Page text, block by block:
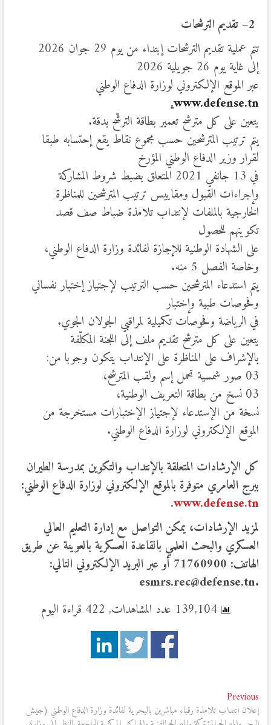
2– تقديم الترشحات
تتم عملية تقديم الترشحات إبتداء من يوم 29 جوان 2026
إلى غاية يوم 26 جويلية 2026
عبر الموقع الإلكتروني لوزارة الدفاع الوطني
www.defense.tn
.
يتعين على كل مترشح تعمير بطاقة الترشّح بدقة.
يتم ترتيب المترشحين حسب مجموع نقاط يقع إحتسابه طبقا
لقرار وزير الدفاع الوطني المؤرخ
في 13 جانفي 2021 المتعلق بضبط شروط المشاركة
وإجراءات القبول ومقاييس ترتيب المترشحين للمناظرة
الخارجية بالملفات لإنتداب تلامذة ضباط صف قصد
تكوينهم للحصول
على الشهادة الوطنية للإجازة لفائدة وزارة الدفاع الوطني،
وخاصة الفصل 5 منه.
يتم استدعاء المترشحين حسب الترتيب لإجتياز إختبار نفساني
وفحوصات طبية وإختبار
في الرياضة وفحوصات تكميلية لمراقبي الجولان الجوي.
يتعين على كل مترشح تقديم ملف إلى اللجنة المكلّفة
بالإشراف على المناظرة على الإنتداب يتكون وجوبا من:
03 صور شمسية تحمل إسم ولقب المترشح،
03 نسخ من بطاقة التعريف الوطنية،
نسخة من الإستدعاء لإجتياز الإختبارات مستخرجة من
الموقع الإلكتروني لوزارة الدفاع الوطني.
كل الإرشادات المتعلقة بالإنتداب والتكوين بمدرسة الطيران
ببرج العامري متوفرة بالموقع الإلكتروني لوزارة الدفاع الوطني:
www.defense.tn
.
لمزيد الإرشادات، يمكن التواصل مع إدارة التعليم العالي
العسكري والبحث العلمي بالقاعدة العسكرية بالعوينة عن طريق
الهاتف: 71760900 أو عبر البريد الإلكتروني التالي:
.esmrs.rec@defense.tn
تصفّح
المقالات
Previous
Previous
post:
إعلان انتداب تلامذة رقباء مباشرين بالبحرية لفائدة وزارة الدفاع الوطني (جيش